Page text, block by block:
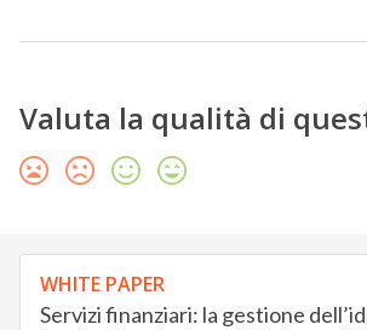
Valuta la qualità di
WHITE PAPER
Servizi finanziari: la gestione